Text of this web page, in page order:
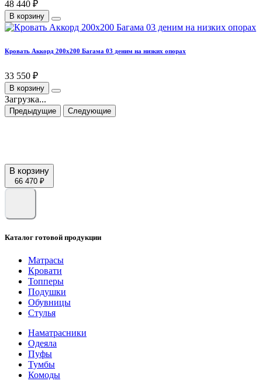
48 440 ₽
В корзину
Кровать Аккорд 200х200 Багама 03 деним на низких опорах
33 550 ₽
В корзину
Загрузка...
Предыдущие Следующие
В корзину
66 470 ₽
Каталог готовой продукции
Матрасы
Кровати
Топперы
Подушки
Обувницы
Стулья
Наматрасники
Одеяла
Пуфы
Тумбы
Комоды